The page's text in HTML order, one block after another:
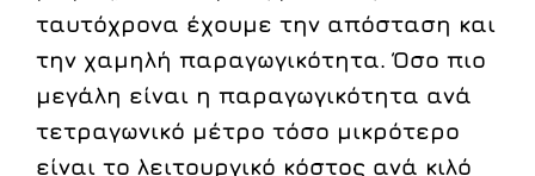
ταυτόχρονα έχουμε την απόσταση και
την χαμηλή παραγωγικότητα. Όσο πιο
μεγάλη είναι η παραγωγικότητα ανά
τετραγωνικό μέτρο τόσο μικρότερο
είναι το λειτουργικό κόστος ανά κιλό